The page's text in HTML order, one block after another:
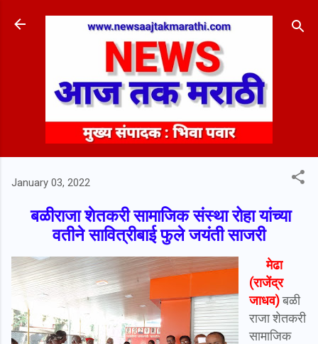
Skip to main content
January 03, 2022
बळीराजा शेतकरी सामाजिक संस्था रोहा यांच्या
वतीने सावित्रीबाई फुले जयंती साजरी
मेढा
(राजेंद्र
जाधव)बळी
राजा शेतकरी
सामाजिक